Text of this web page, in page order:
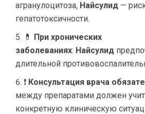
агранулоцитоза, Найсулид —
гепатотоксичности.
💊 При хронических
заболеваниях: Найсулид
длительной
❗ Консультация врача
между препаратами должен
конкретную клиническую